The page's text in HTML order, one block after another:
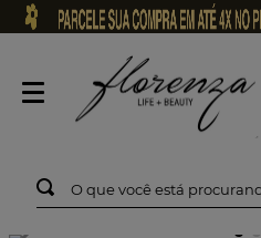
O que você está